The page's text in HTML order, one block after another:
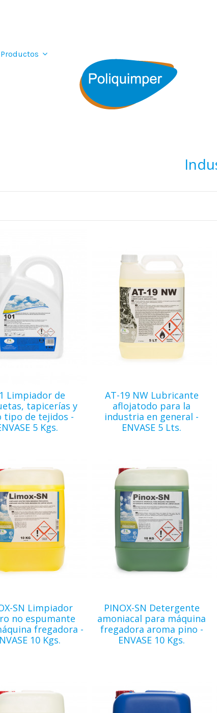
Productos
Limpiador de
tapicerías y
tipo de tejidos -
5 Kgs.
AT-19 NW Lubricante
aflojatodo para la
industria en general -
ENVASE 5 Lts.
SN Limpiador
no espumante
fregadora -
10 Kgs.
PINOX-SN Detergente
amoniacal para máquina
fregadora aroma pino -
ENVASE 10 Kgs.